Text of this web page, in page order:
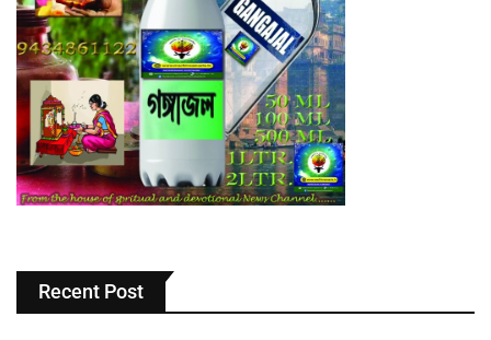
Recent Post